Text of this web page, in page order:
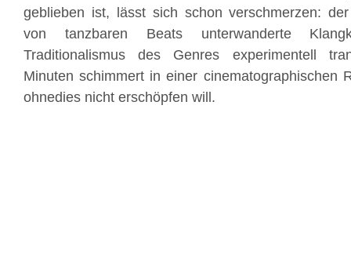
geblieben ist, lässt sich schon verschmerzen:
von tanzbaren Beats unterwanderte
Traditionalismus des Genres experimentell
Minuten schimmert in einer cinematographischen
ohnedies nicht erschöpfen will.